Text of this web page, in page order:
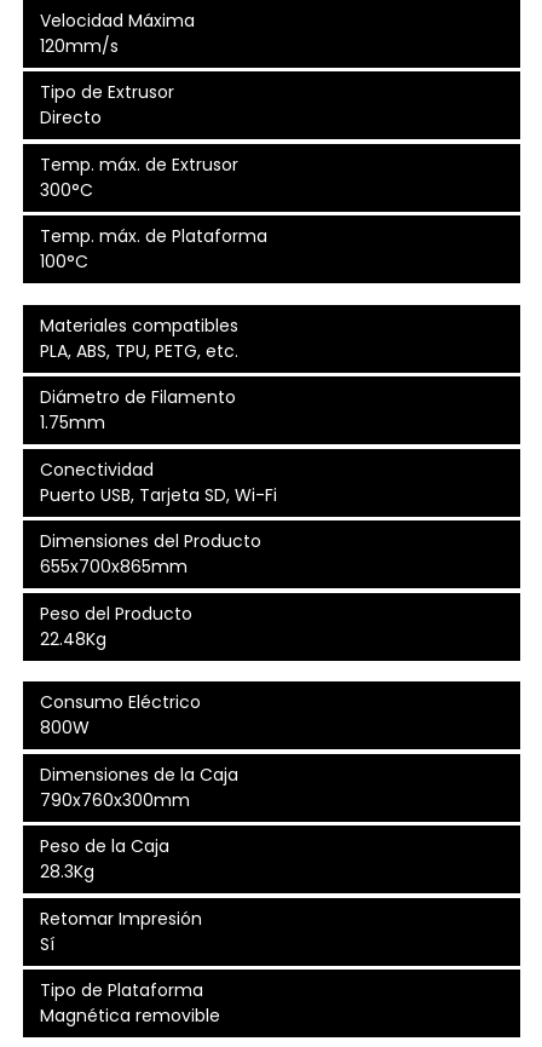
Velocidad Máxima
120mm/s
Tipo de Extrusor
Directo
Temp. máx. de Extrusor
300°C
Temp. máx. de Plataforma
100°C
Materiales compatibles
PLA, ABS, TPU, PETG, etc.
Diámetro de Filamento
1.75mm
Conectividad
Puerto USB, Tarjeta SD, Wi-Fi
Dimensiones del Producto
655x700x865mm
Peso del Producto
22.48Kg
Consumo Eléctrico
800W
Dimensiones de la Caja
790x760x300mm
Peso de la Caja
28.3Kg
Retomar Impresión
Sí
Tipo de Plataforma
Magnética removible